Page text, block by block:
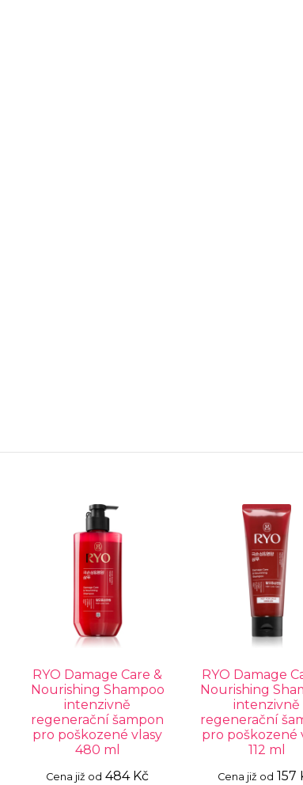
RYO Damage Care &
Nourishing Shampoo
intenzivně
regenerační šampon
pro poškozené vlasy
480 ml
Cena již od 484 Kč
RYO Damage
Nourishing
intenzivně
regenerační
pro poškozené
112 ml
Cena již od 157